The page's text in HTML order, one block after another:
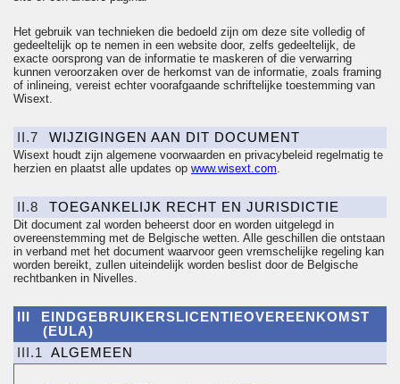
Het gebruik van technieken die bedoeld zijn om deze site volledig of
gedeeltelijk op te nemen in een website door, zelfs gedeeltelijk, de
exacte oorsprong van de informatie te maskeren of die verwarring
kunnen veroorzaken over de herkomst van de informatie, zoals framing
of inlineing, vereist echter voorafgaande schriftelijke toestemming van
Wisext.
II.7 WIJZIGINGEN AAN DIT DOCUMENT
Wisext houdt zijn algemene voorwaarden en privacybeleid regelmatig te
herzien en plaatst alle updates op www.wisext.com.
II.8 TOEGANKELIJK RECHT EN JURISDICTIE
Dit document zal worden beheerst door en worden uitgelegd in
overeenstemming met de Belgische wetten. Alle geschillen die ontstaan
in verband met het document waarvoor geen vremschelijke regeling kan
worden bereikt, zullen uiteindelijk worden beslist door de Belgische
rechtbanken in Nivelles.
EINDGEBRUIKERSLICENTIEOVEREENKOMST
(EULA)
III.1
ALGEMEEN